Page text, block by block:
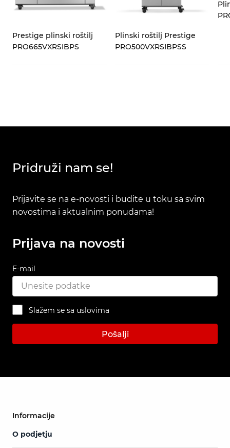
Prestige plinski roštilj
PRO665VXRSIBPS
Plinski roštilj Prestige
PRO500VXRSIBPSS
Pridruži nam se!
Prijavite se na e-novosti i budite u toku sa svim
novostima i aktualnim ponudama!
Prijava na novosti
E-mail
Slažem se sa uslovima
Pošalji
Informacije
O podjetju